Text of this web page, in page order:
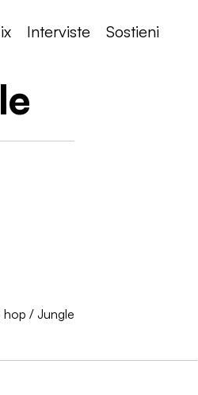
Interviste Sostieni
hop / Jungle